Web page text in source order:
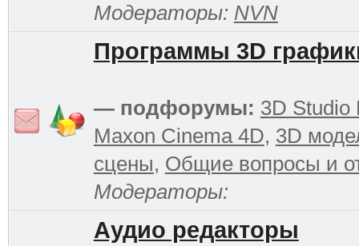
Модераторы: NVN
Программы 3D
— подфорумы: 3D Studio
Maxon Cinema 4D, 3D
сцены, Общие вопросы и
Модераторы:
Аудио редакторы